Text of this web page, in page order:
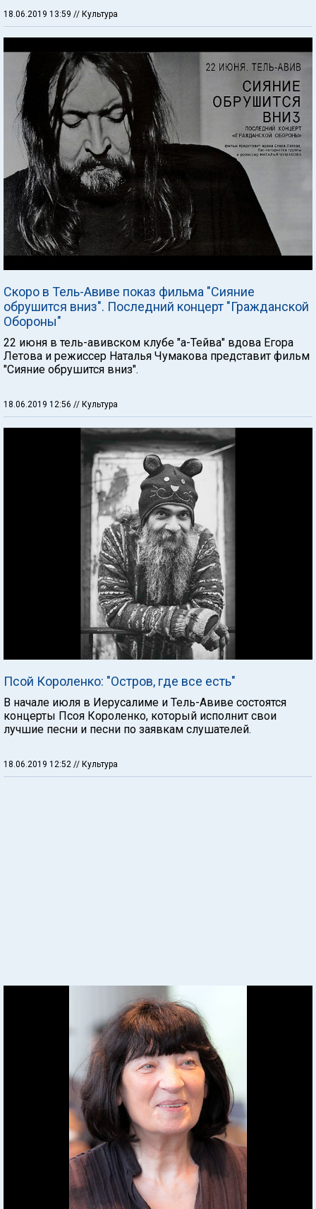
18.06.2019 13:59 // Культура
Скоро в Тель-Авиве показ фильма "Сияние
обрушится вниз". Последний концерт "Гражданской
Обороны"
22 июня в тель-авивском клубе "а-Тейва" вдова Егора
Летова и режиссер Наталья Чумакова представит фильм
"Сияние обрушится вниз".
18.06.2019 12:56 // Культура
Псой Короленко: "Остров, где все есть"
В начале июля в Иерусалиме и Тель-Авиве состоятся
концерты Псоя Короленко, который исполнит свои
лучшие песни и песни по заявкам слушателей.
18.06.2019 12:52 // Культура